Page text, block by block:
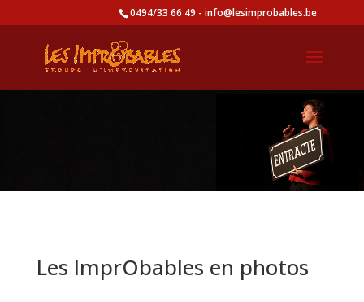
0494/33 66 49 - info@lesimprobables.be
Les ImprObables en photos